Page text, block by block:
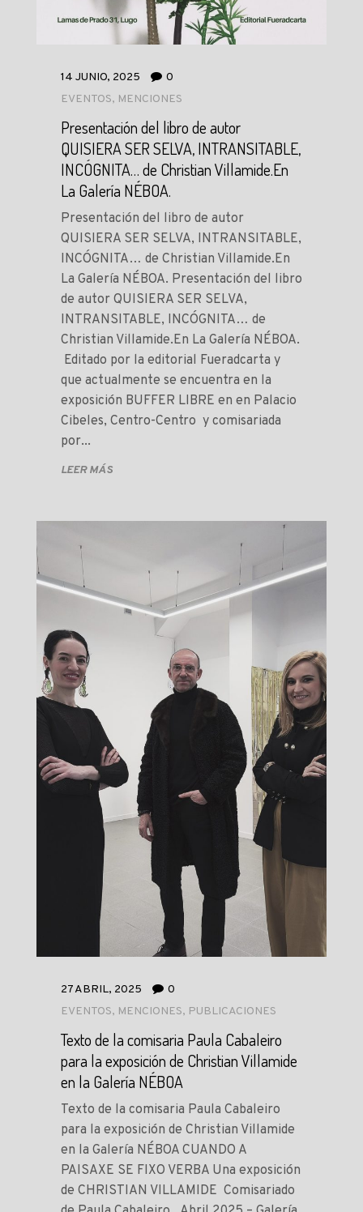
14 JUNIO, 2025
0
EVENTOS, MENCIONES
Presentación del libro de autor
QUISIERA SER SELVA, INTRANSITABLE,
INCÓGNITA… de Christian Villamide.En
La Galería NÉBOA.
Presentación del libro de autor
QUISIERA SER SELVA, INTRANSITABLE,
INCÓGNITA… de Christian Villamide.En
La Galería NÉBOA. Presentación del libro
de autor QUISIERA SER SELVA,
INTRANSITABLE, INCÓGNITA… de
Christian Villamide.En La Galería NÉBOA.
Editado por la editorial Fueradcarta y
que actualmente se encuentra en la
exposición BUFFER LIBRE en en Palacio
Cibeles, Centro-Centro y comisariada
por...
LEER MÁS
27 ABRIL, 2025
0
EVENTOS, MENCIONES, PUBLICACIONES
Texto de la comisaria Paula Cabaleiro
para la exposición de Christian Villamide
en la Galería NÉBOA
Texto de la comisaria Paula Cabaleiro
para la exposición de Christian Villamide
en la Galería NÉBOA CUANDO A
PAISAXE SE FIXO VERBA Una exposición
de CHRISTIAN VILLAMIDE Comisariado